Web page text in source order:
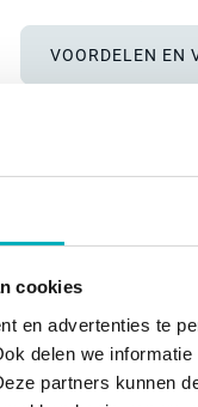
cookies
en advertenties te
delen we
partners kunnen
VOORDELEN EN
Huren kan vanaf
EEN OVERZICHT